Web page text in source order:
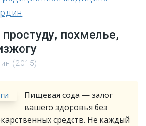
похмелье,
(2015)
Пищевая сода — залог
вашего здоровья без
средств. Не каждый